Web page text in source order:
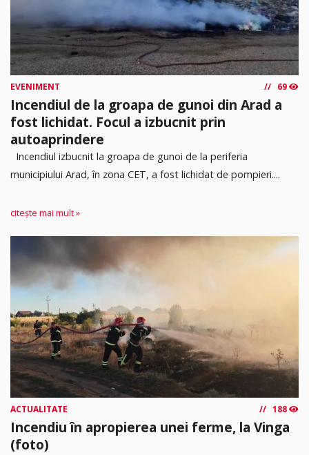
EVENIMENT 69
Incendiul de la groapa de gunoi din Arad a
fost lichidat. Focul a izbucnit prin
autoaprindere
Incendiul izbucnit la groapa de gunoi de la periferia
municipiului Arad, în zona CET, a fost lichidat de pompieri....
citește mai mult »
ACTUALITATE 188
Incendiu în apropierea unei ferme, la Vinga
(foto)